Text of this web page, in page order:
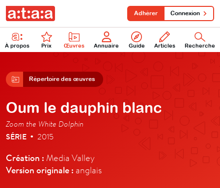
À propos Prix Œuvres Annuaire Guide Articles Recherche
Adhérer Connexion
Répertoire des œuvres
Oum le dauphin blanc
Zoom the White Dolphin
SÉRIE • 2015
Création : Media Valley
Version originale : anglais